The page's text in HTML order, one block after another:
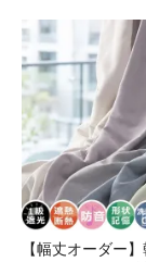
【幅丈オーダー